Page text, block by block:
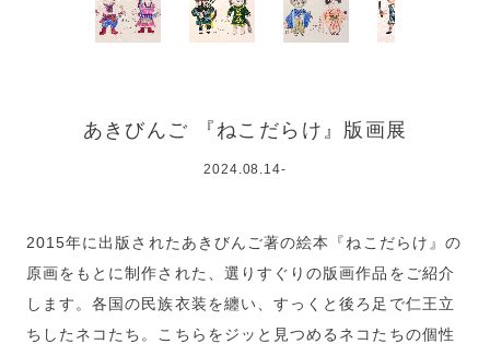
あきびんご 『ねこだらけ』版画展
2024.08.14-
2015年に出版されたあきびんご著の絵本『ねこだらけ』の
原画をもとに制作された、選りすぐりの版画作品をご紹介
します。各国の民族衣装を纏い、すっくと後ろ足で仁王立
ちしたネコたち。こちらをジッと見つめるネコたちの個性